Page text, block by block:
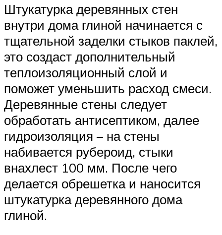
Штукатурка деревянных стен
внутри дома глиной начинается с
тщательной заделки стыков паклей,
это создаст дополнительный
теплоизоляционный слой и
поможет уменьшить расход смеси.
Деревянные стены следует
обработать антисептиком, далее
гидроизоляция – на стены
набивается рубероид, стыки
внахлест 100 мм. После чего
делается обрешетка и наносится
штукатурка деревянного дома
глиной.